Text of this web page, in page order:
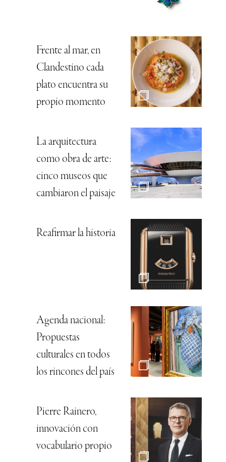
Frente al mar, en
Clandestino cada
plato encuentra su
propio momento
La arquitectura
como obra de arte:
cinco museos que
cambiaron el paisaje
Reafirmar la historia
Agenda nacional:
Propuestas
culturales en todos
los rincones del país
Pierre Rainero,
innovación con
vocabulario propio